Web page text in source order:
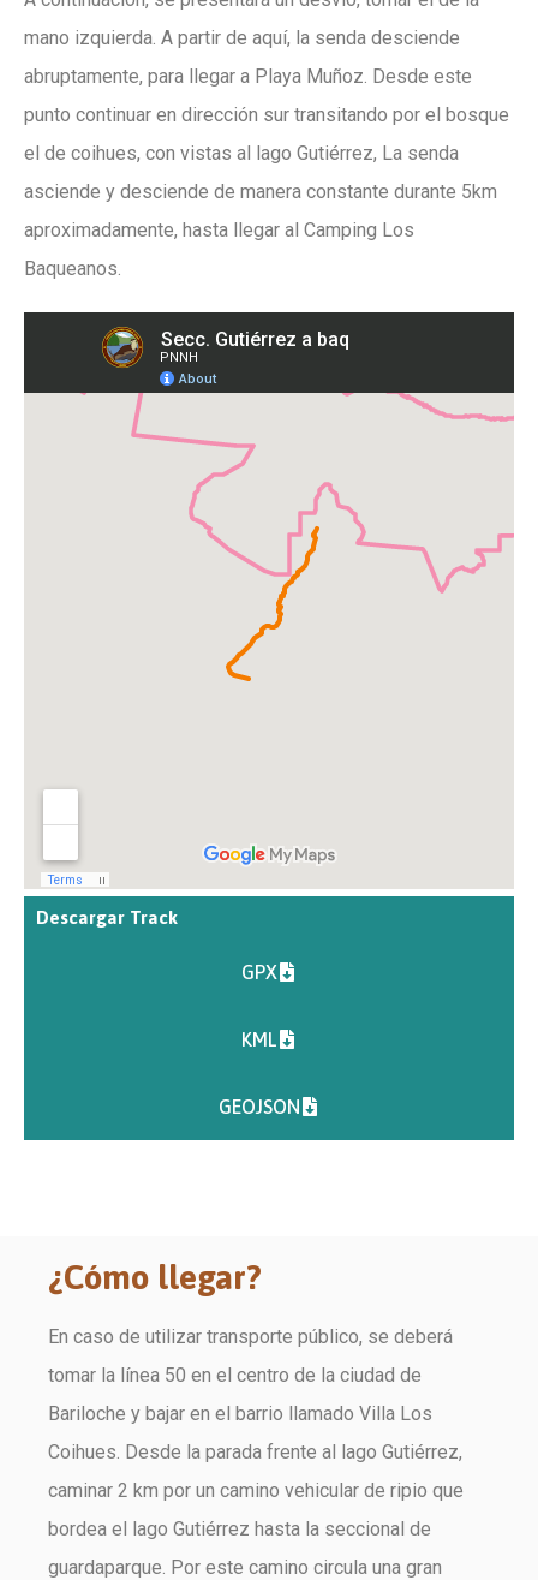
mano izquierda. A partir de aquí, la senda desciende
abruptamente, para llegar a Playa Muñoz. Desde este
punto continuar en dirección sur transitando por el bosque
el de coihues, con vistas al lago Gutiérrez, La senda
asciende y desciende de manera constante durante 5km
aproximadamente, hasta llegar al Camping Los
Baqueanos.
Descargar Track
GPX
KML
GEOJSON
¿Cómo llegar?
En caso de utilizar transporte público, se deberá
tomar la línea 50 en el centro de la ciudad de
Bariloche y bajar en el barrio llamado Villa Los
Coihues. Desde la parada frente al lago Gutiérrez,
caminar 2 km por un camino vehicular de ripio que
bordea el lago Gutiérrez hasta la seccional de
guardaparque. Por este camino circula una gran